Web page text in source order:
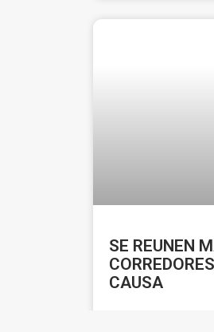
SE REUNEN
CAUSA